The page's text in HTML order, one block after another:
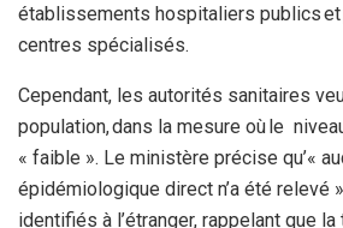
établissements hospitaliers publics
centres spécialisés.
Cependant, les autorités sanitaires
population, dans la mesure où le
« faible ». Le ministère précise qu’«
épidémiologique direct n’a été relevé
identifiés à l’étranger, rappelant que